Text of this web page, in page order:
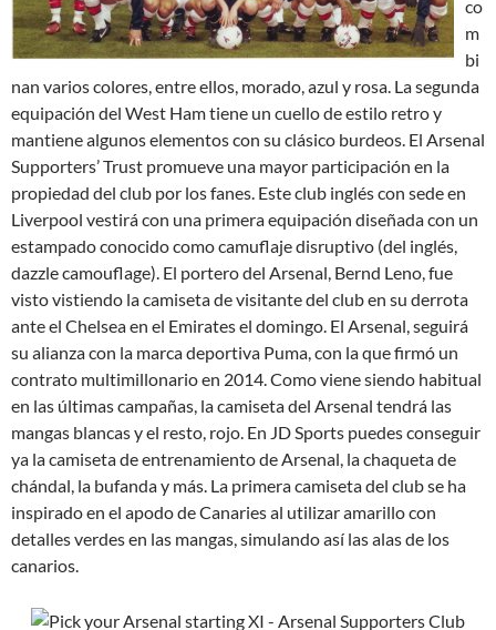
co
m
bi
nan varios colores, entre ellos, morado, azul y rosa. La segunda
equipación del West Ham tiene un cuello de estilo retro y
mantiene algunos elementos con su clásico burdeos. El Arsenal
Supporters’ Trust promueve una mayor participación en la
propiedad del club por los fanes. Este club inglés con sede en
Liverpool vestirá con una primera equipación diseñada con un
estampado conocido como camuflaje disruptivo (del inglés,
dazzle camouflage). El portero del Arsenal, Bernd Leno, fue
visto vistiendo la camiseta de visitante del club en su derrota
ante el Chelsea en el Emirates el domingo. El Arsenal, seguirá
su alianza con la marca deportiva Puma, con la que firmó un
contrato multimillonario en 2014. Como viene siendo habitual
en las últimas campañas, la camiseta del Arsenal tendrá las
mangas blancas y el resto, rojo. En JD Sports puedes conseguir
ya la camiseta de entrenamiento de Arsenal, la chaqueta de
chándal, la bufanda y más. La primera camiseta del club se ha
inspirado en el apodo de Canaries al utilizar amarillo con
detalles verdes en las mangas, simulando así las alas de los
canarios.